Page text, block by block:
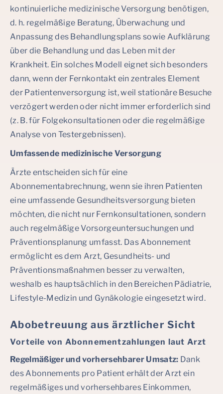
kontinuierliche medizinische Versorgung benötigen,
d. h. regelmäßige Beratung, Überwachung und
Anpassung des Behandlungsplans sowie Aufklärung
über die Behandlung und das Leben mit der
Krankheit. Ein solches Modell eignet sich besonders
dann, wenn der Fernkontakt ein zentrales Element
der Patientenversorgung ist, weil stationäre Besuche
verzögert werden oder nicht immer erforderlich sind
(z. B. für Folgekonsultationen oder die regelmäßige
Analyse von Testergebnissen).
Umfassende medizinische Versorgung
Ärzte entscheiden sich für eine
Abonnementabrechnung, wenn sie ihren Patienten
eine umfassende Gesundheitsversorgung bieten
möchten, die nicht nur Fernkonsultationen, sondern
auch regelmäßige Vorsorgeuntersuchungen und
Präventionsplanung umfasst. Das Abonnement
ermöglicht es dem Arzt, Gesundheits- und
Präventionsmaßnahmen besser zu verwalten,
weshalb es hauptsächlich in den Bereichen Pädiatrie,
Lifestyle-Medizin und Gynäkologie eingesetzt wird.
Abobetreuung aus ärztlicher Sicht
Vorteile von Abonnementzahlungen laut Arzt
Regelmäßiger und vorhersehbarer Umsatz: Dank
des Abonnements pro Patient erhält der Arzt ein
regelmäßiges und vorhersehbares Einkommen,